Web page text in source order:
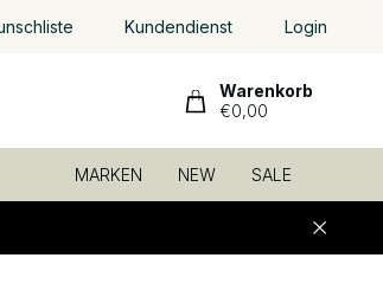
Kundendienst Login
Warenkorb
€0,00
MARKEN NEW SALE